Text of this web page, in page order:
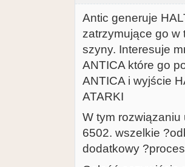
Antic generuje
zatrzymujące go w
szyny. Interesuje
ANTICA które go
ANTICA i wyjście
ATARKI
W tym rozwiązaniu
6502. wszelkie
dodatkowy